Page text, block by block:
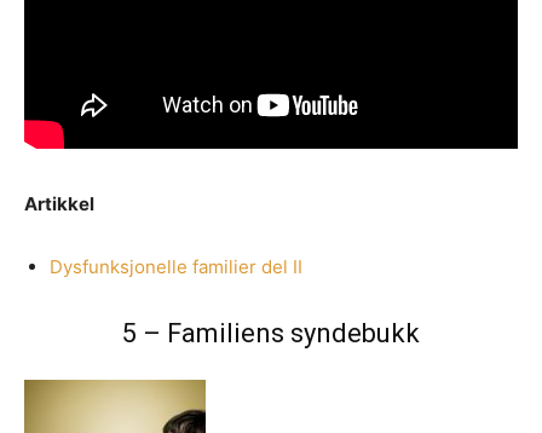
Artikkel
Dysfunksjonelle familier del II
5 – Familiens syndebukk